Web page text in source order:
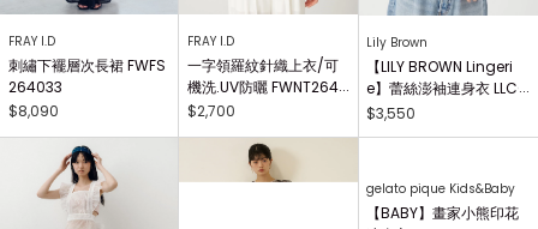
FRAY I.D
刺繡下襬層次長裙 FWFS
264033
$8,090
FRAY I.D
一字領羅紋針織上衣/可
機洗.UV防曬 FWNT2640
29
$2,700
Lily Brown
【LILY BROWN Lingeri
e】蕾絲澎袖連身衣 LLCO
262503
$3,550